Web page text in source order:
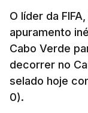
O líder da
apuramento
Cabo Verde
decorrer no
selado hoje
0).